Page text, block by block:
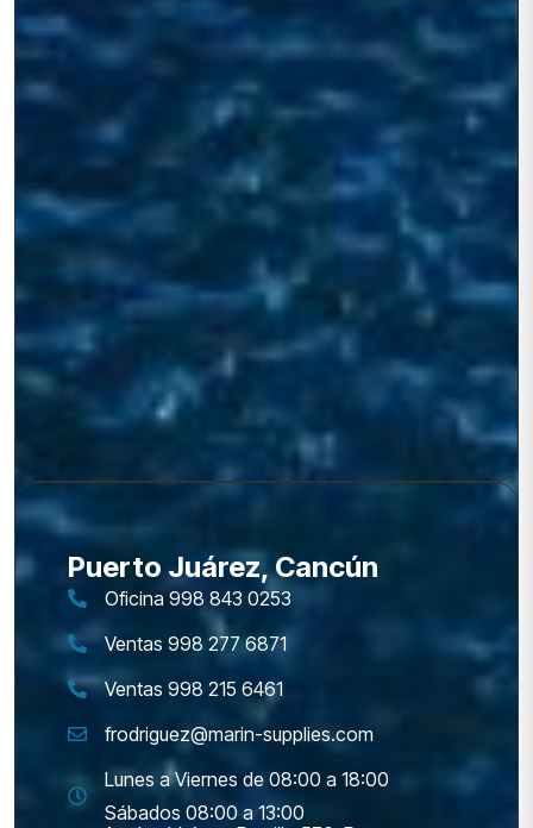
Puerto Juárez, Cancún
Oficina 998 843 0253
Ventas 998 277 6871
Ventas 998 215 6461
frodriguez@marin-supplies.com
Lunes a Viernes de 08:00 a 18:00
Sábados 08:00 a 13:00